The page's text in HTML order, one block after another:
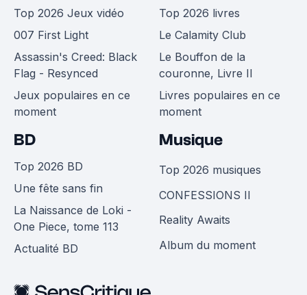
Top 2026 Jeux vidéo
007 First Light
Assassin's Creed: Black
Flag - Resynced
Jeux populaires en ce
moment
Top 2026 livres
Le Calamity Club
Le Bouffon de la
couronne, Livre II
Livres populaires en ce
moment
BD
Top 2026 BD
Une fête sans fin
La Naissance de Loki -
One Piece, tome 113
Actualité BD
Musique
Top 2026 musiques
CONFESSIONS II
Reality Awaits
Album du moment